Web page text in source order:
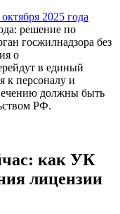
2025 года
решение по
госжилнадзора без
о
в единый
к персоналу и
должны быть
РФ.
как УК
лицензии